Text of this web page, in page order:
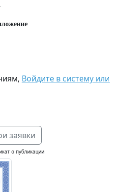
Войдите в систему или
заявки
о публикации